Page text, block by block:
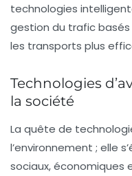
technologies
gestion du trafic basés
les transports plus
Technologies
la société
La quête de
l’environnement ; elle
sociaux, économiques